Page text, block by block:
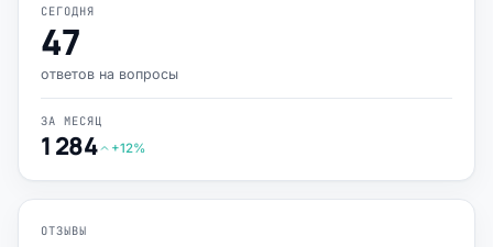
СЕГОДНЯ
47
ответов на вопросы
ЗА МЕСЯЦ
1 284 +12%
ОТЗЫВЫ